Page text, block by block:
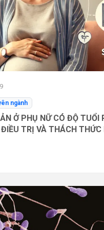
ngành
Ở PHỤ NỮ CÓ ĐỘ TUỔI
TRỊ VÀ THÁCH THỨC